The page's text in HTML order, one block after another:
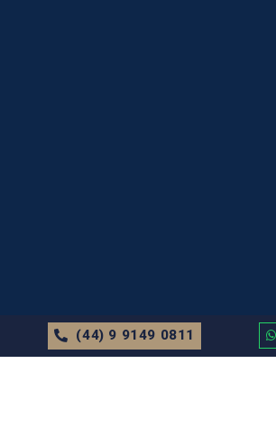
(44) 9 9149 0811